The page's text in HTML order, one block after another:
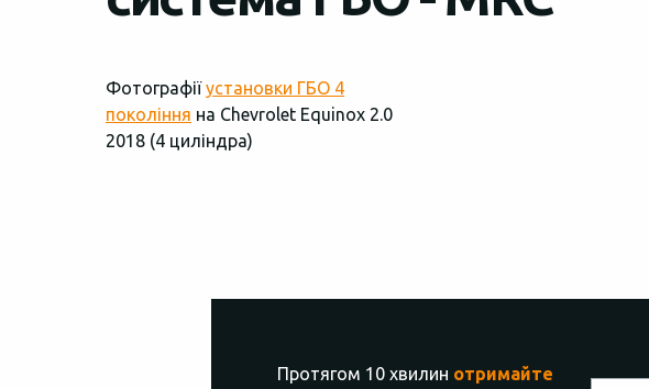
Фотографіїустановки ГБО 4
покоління на Chevrolet Equinox 2.0
2018 (4 циліндра)
Протягом 10 хвилин отримайте